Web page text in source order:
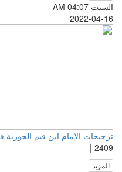
السبت AM 04:07
2022-04-16
ترجيحات الإمام ابن قيم الجوزية
2409 |
المزيد